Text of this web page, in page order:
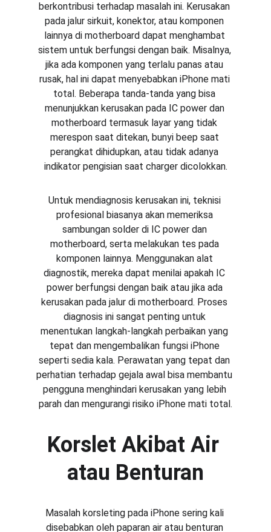
berkontribusi terhadap masalah ini. Kerusakan
pada jalur sirkuit, konektor, atau komponen
lainnya di motherboard dapat menghambat
sistem untuk berfungsi dengan baik. Misalnya,
jika ada komponen yang terlalu panas atau
rusak, hal ini dapat menyebabkan iPhone mati
total. Beberapa tanda-tanda yang bisa
menunjukkan kerusakan pada IC power dan
motherboard termasuk layar yang tidak
merespon saat ditekan, bunyi beep saat
perangkat dihidupkan, atau tidak adanya
indikator pengisian saat charger dicolokkan.
Untuk mendiagnosis kerusakan ini, teknisi
profesional biasanya akan memeriksa
sambungan solder di IC power dan
motherboard, serta melakukan tes pada
komponen lainnya. Menggunakan alat
diagnostik, mereka dapat menilai apakah IC
power berfungsi dengan baik atau jika ada
kerusakan pada jalur di motherboard. Proses
diagnosis ini sangat penting untuk
menentukan langkah-langkah perbaikan yang
tepat dan mengembalikan fungsi iPhone
seperti sedia kala. Perawatan yang tepat dan
perhatian terhadap gejala awal bisa membantu
pengguna menghindari kerusakan yang lebih
parah dan mengurangi risiko iPhone mati total.
Korslet Akibat Air
atau Benturan
Masalah korsleting pada iPhone sering kali
disebabkan oleh paparan air atau benturan